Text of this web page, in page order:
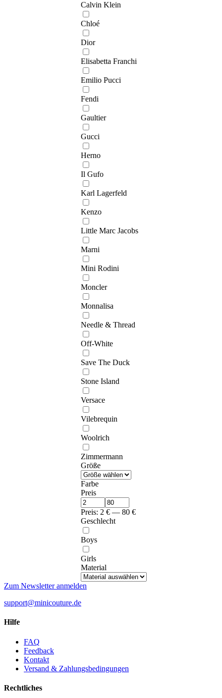
Calvin Klein
Chloé
Dior
Elisabetta Franchi
Emilio Pucci
Fendi
Gaultier
Gucci
Herno
Il Gufo
Karl Lagerfeld
Kenzo
Little Marc Jacobs
Marni
Mini Rodini
Moncler
Monnalisa
Needle & Thread
Off-White
Save The Duck
Stone Island
Versace
Vilebrequin
Woolrich
Zimmermann
Größe
Farbe
Preis
Preis: 2 € — 80 €
Geschlecht
Boys
Girls
Material
Zum Newsletter anmelden
support@minicouture.de
Hilfe
FAQ
Feedback
Kontakt
Versand & Zahlungsbedingungen
Rechtliches